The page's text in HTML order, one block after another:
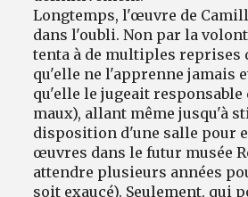
Longtemps, l'œuvre de
dans l'oubli. Non par la
tenta à de multiples reprises
qu'elle ne l'apprenne jamais
qu'elle le jugeait responsable
maux), allant même jusqu'à
disposition d'une salle pour
œuvres dans le futur musée
attendre plusieurs années
soit exaucé). Seulement, qui